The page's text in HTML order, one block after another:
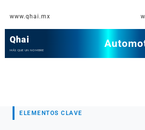
contenido
www.qhai.mx
Qhai
MÁS QUE UN NOMBRE
ELEMENTOS CLAVE